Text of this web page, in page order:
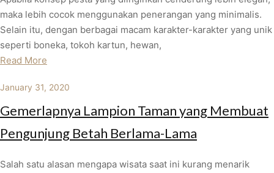
maka lebih cocok menggunakan penerangan yang minimalis.
Selain itu, dengan berbagai macam karakter-karakter yang unik
seperti boneka, tokoh kartun, hewan,
Read More
January 31, 2020
Gemerlapnya Lampion Taman yang Membuat
Pengunjung Betah Berlama-Lama
Salah satu alasan mengapa wisata saat ini kurang menarik